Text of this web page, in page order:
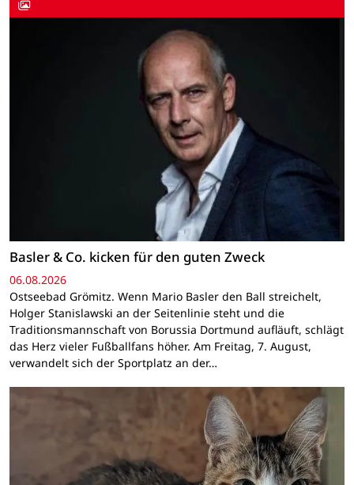
Basler & Co. kicken für den guten Zweck
06.08.2026
Ostseebad Grömitz. Wenn Mario Basler den Ball streichelt,
Holger Stanislawski an der Seitenlinie steht und die
Traditionsmannschaft von Borussia Dortmund aufläuft, schlägt
das Herz vieler Fußballfans höher. Am Freitag, 7. August,
verwandelt sich der Sportplatz an der…